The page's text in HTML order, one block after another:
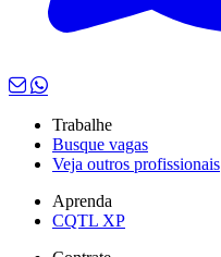
Trabalhe
Busque vagas
Veja outros profissionais
Aprenda
CQTL XP